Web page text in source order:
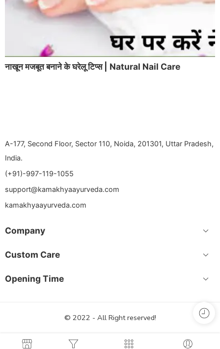
नाखून मजबूत बनाने के घरेलू टिप्स | Natural Nail Care
A-177, Second Floor, Sector 110, Noida, 201301, Uttar Pradesh,
India.
(+91)-997-119-1055
support@kamakhyaayurveda.com
kamakhyaayurveda.com
Company
Custom Care
Opening Time
© 2022 - All Right reserved!